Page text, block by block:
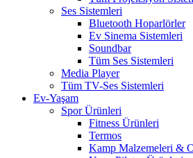
Ses Sistemleri
Bluetooth Hoparlörler
Ev Sinema Sistemleri
Soundbar
Tüm Ses Sistemleri
Media Player
Tüm TV-Ses Sistemleri
Ev-Yaşam
Spor Ürünleri
Fitness Ürünleri
Termos
Kamp Malzemeleri &